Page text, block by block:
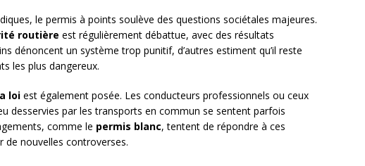
le permis à points soulève des questions sociétales majeures.
routière est régulièrement débattue, avec des résultats
dénoncent un système trop punitif, d’autres estiment qu’il reste
les plus dangereux.
loi est également posée. Les conducteurs professionnels ou ceux
desservies par les transports en commun se sentent parfois
comme le permis blanc, tentent de répondre à ces
de nouvelles controverses.